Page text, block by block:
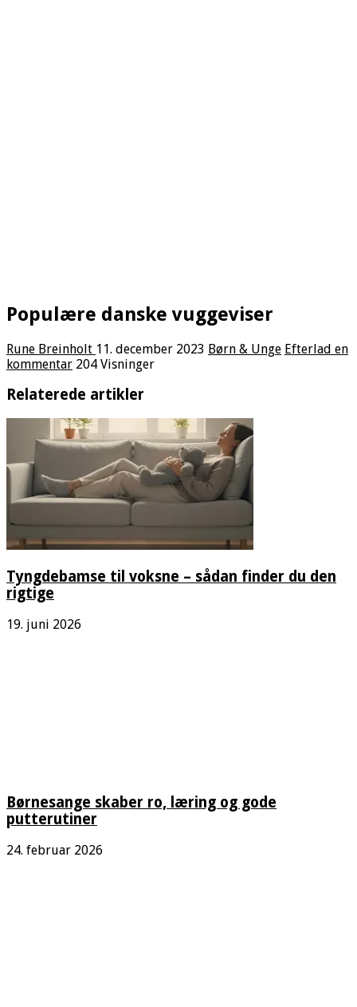
Populære danske vuggeviser
Rune Breinholt 11. december 2023 Børn & Unge Efterlad en
kommentar 204 Visninger
Relaterede artikler
Tyngdebamse til voksne – sådan finder du den
rigtige
19. juni 2026
Børnesange skaber ro, læring og gode
putterutiner
24. februar 2026